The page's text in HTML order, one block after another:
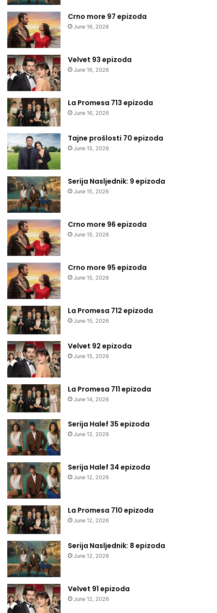
Crno more 97 epizoda
June 16, 2026
Velvet 93 epizoda
June 16, 2026
La Promesa 713 epizoda
June 16, 2026
Tajne prošlosti 70 epizoda
June 15, 2026
Serija Nasljednik: 9 epizoda
June 15, 2026
Crno more 96 epizoda
June 15, 2026
Crno more 95 epizoda
June 15, 2026
La Promesa 712 epizoda
June 15, 2026
Velvet 92 epizoda
June 15, 2026
La Promesa 711 epizoda
June 14, 2026
Serija Halef 35 epizoda
June 12, 2026
Serija Halef 34 epizoda
June 12, 2026
La Promesa 710 epizoda
June 12, 2026
Serija Nasljednik: 8 epizoda
June 12, 2026
Velvet 91 epizoda
June 12, 2026